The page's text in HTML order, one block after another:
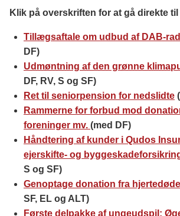
Klik på overskriften for at gå direkte
Tillægsaftale om udbud af DAB-
DF)
Udmøntning af den grønne
DF, RV, S og SF)
Ret til seniorpension for nedslidte
Rammerne for forbud mod
foreninger mv. (med DF)
Håndtering af kunder i Qudos
ejerskifte- og
S og SF)
Genoptage donation fra hjertedøde
SF, EL og ALT)
Første delpakke af ungeudspil: